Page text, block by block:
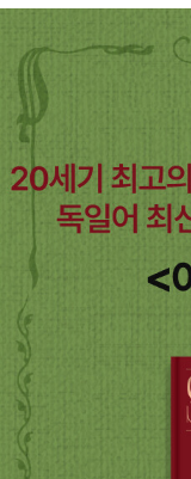
강석경은 누구라도
신과 내가 다르다
은 그들의 불편함
주기도 하므로. 박
에만 머무르지 않
다. 전태일의료센터
기보다 다 같이 편
금이라도 편해지는
말한다. 인간은 일
로 먹고살지만 그
축하는 인생의 철학
으면 도치기(인색하
님’이라는 옛 어른
e/660/
택시 안에서 생긴
ews/article/009/
회의원 출마 검토
ver.com/mnews/
이 대통령 '지지율
우듯 전쟁 하지 마
article/003/
락에 '국민 보시기
m/mnews/article/
의 승부수는 통했나
이윤정의 이슈브
v=rw8iFBCBCrM李
무리 그래도 모금국
가장 나아.’ 하고 속
로잡혀서 멍하니 쳐
이 참 많다. 그림에
그대로 따라간다. 그
는 ‘우리멋·나멋·네
멋·나멋·네멋’을 잊
들은 떼돈을 벌면서
셀러)도 똑같다. 우
판단력·해독력)을
그들은 그저 그들이
어느 스위스 아저씨
책상은 책상이고,